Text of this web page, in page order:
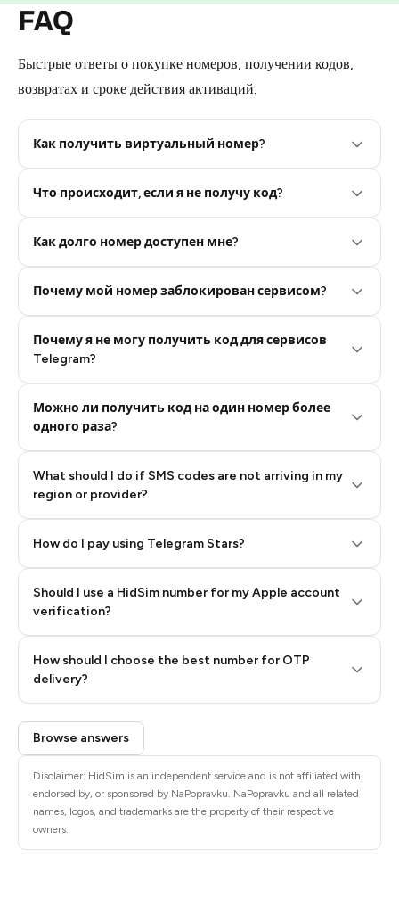
FAQ
Быстрые ответы о покупке номеров, получении кодов,
возвратах и сроке действия активаций.
Как получить виртуальный номер?
Что происходит, если я не получу код?
Как долго номер доступен мне?
Почему мой номер заблокирован сервисом?
Почему я не могу получить код для сервисов
Telegram?
Можно ли получить код на один номер более
одного раза?
What should I do if SMS codes are not arriving in my
region or provider?
How do I pay using Telegram Stars?
Step 3: Pay our bot with Stars
Should I use a HidSim number for my Apple account
verification?
How should I choose the best number for OTP
delivery?
Quality High To Low
Price High To
Low
Browse answers
Disclaimer: HidSim is an independent service and is not affiliated with,
endorsed by, or sponsored by NaPopravku. NaPopravku and all related
names, logos, and trademarks are the property of their respective
owners.